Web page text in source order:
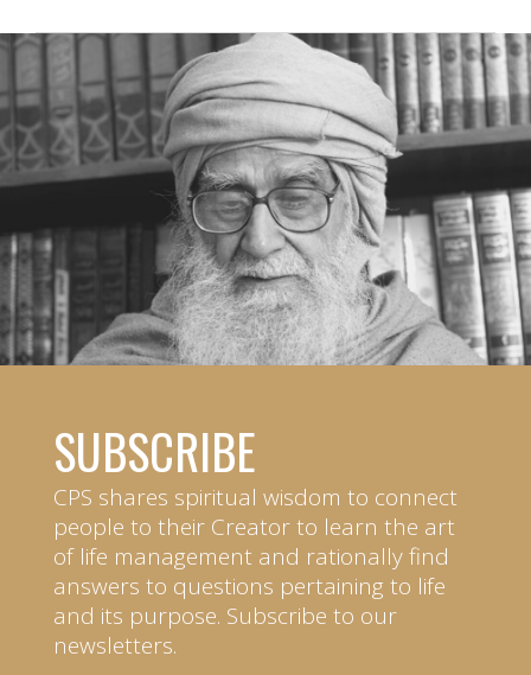
SUBSCRIBE
CPS shares spiritual wisdom to connect
people to their Creator to learn the art
of life management and rationally find
answers to questions pertaining to life
and its purpose. Subscribe to our
newsletters.